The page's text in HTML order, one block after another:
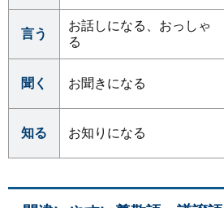
言う
お話しになる、おっしゃ
る
聞く お聞きになる
知る お知りになる